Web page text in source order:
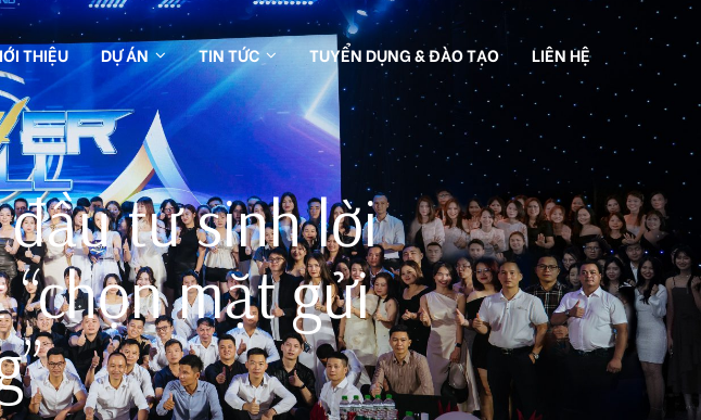
THIỆU DỰ ÁN TIN TỨC TUYỂN DỤNG & ĐÀO TẠO LIÊN HỆ
tư sinh lời
mặt gửi